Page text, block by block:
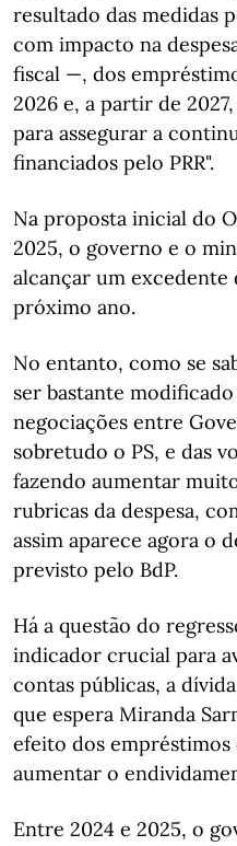
resultado das medidas
com impacto na
fiscal —, dos
2026 e, a partir de
para assegurar a
financiados pelo PRR".
Na proposta inicial do
2025, o governo e o
alcançar um excedente
próximo ano.
No entanto, como se
ser bastante
negociações entre
sobretudo o PS, e das
fazendo aumentar
rubricas da despesa,
assim aparece agora o
previsto pelo BdP.
Há a questão do
indicador crucial para
contas públicas, a
que espera Miranda
efeito dos empréstimos
aumentar o
Entre 2024 e 2025, o